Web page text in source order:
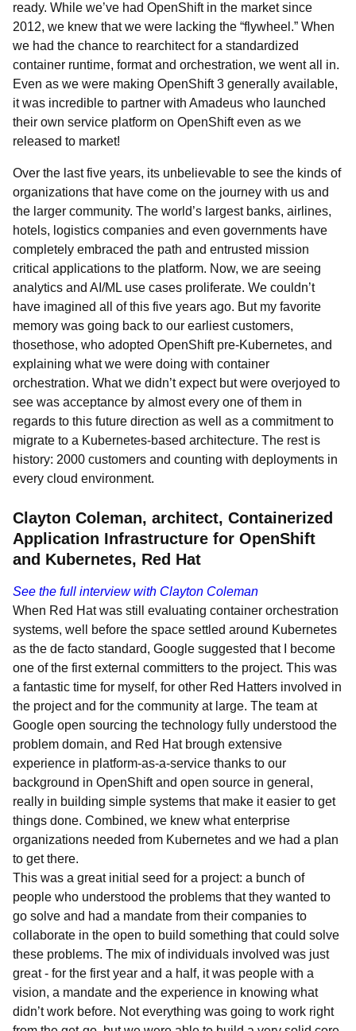
ready. While we’ve had OpenShift in the market since
2012, we knew that we were lacking the “flywheel.” When
we had the chance to rearchitect for a standardized
container runtime, format and orchestration, we went all in.
Even as we were making OpenShift 3 generally available,
it was incredible to partner with Amadeus who launched
their own service platform on OpenShift even as we
released to market!
Over the last five years, its unbelievable to see the kinds of
organizations that have come on the journey with us and
the larger community. The world’s largest banks, airlines,
hotels, logistics companies and even governments have
completely embraced the path and entrusted mission
critical applications to the platform. Now, we are seeing
analytics and AI/ML use cases proliferate. We couldn’t
have imagined all of this five years ago. But my favorite
memory was going back to our earliest customers,
thosethose, who adopted OpenShift pre-Kubernetes, and
explaining what we were doing with container
orchestration. What we didn’t expect but were overjoyed to
see was acceptance by almost every one of them in
regards to this future direction as well as a commitment to
migrate to a Kubernetes-based architecture. The rest is
history: 2000 customers and counting with deployments in
every cloud environment.
Clayton Coleman, architect, Containerized
Application Infrastructure for OpenShift
and Kubernetes, Red Hat
See the full interview with Clayton Coleman
When Red Hat was still evaluating container orchestration
systems, well before the space settled around Kubernetes
as the de facto standard, Google suggested that I become
one of the first external committers to the project. This was
a fantastic time for myself, for other Red Hatters involved in
the project and for the community at large. The team at
Google open sourcing the technology fully understood the
problem domain, and Red Hat brough extensive
experience in platform-as-a-service thanks to our
background in OpenShift and open source in general,
really in building simple systems that make it easier to get
things done. Combined, we knew what enterprise
organizations needed from Kubernetes and we had a plan
to get there.
This was a great initial seed for a project: a bunch of
people who understood the problems that they wanted to
go solve and had a mandate from their companies to
collaborate in the open to build something that could solve
these problems. The mix of individuals involved was just
great - for the first year and a half, it was people with a
vision, a mandate and the experience in knowing what
didn’t work before. Not everything was going to work right